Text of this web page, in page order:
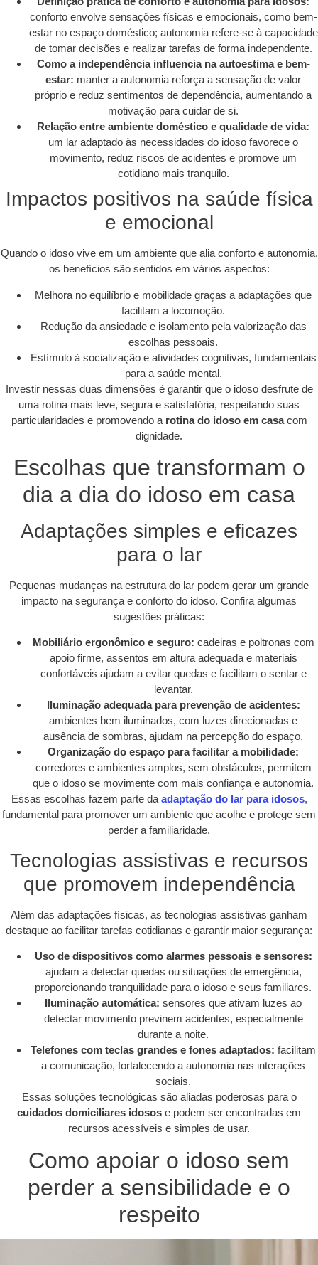
conforto envolve sensações físicas e emocionais, como bem-
estar no espaço doméstico; autonomia refere-se à capacidade
de tomar decisões e realizar tarefas de forma independente.
Como a independência influencia na autoestima e bem-
estar: manter a autonomia reforça a sensação de valor
próprio e reduz sentimentos de dependência, aumentando a
motivação para cuidar de si.
Relação entre ambiente doméstico e qualidade de vida:
um lar adaptado às necessidades do idoso favorece o
movimento, reduz riscos de acidentes e promove um
cotidiano mais tranquilo.
Impactos positivos na saúde física
e emocional
Quando o idoso vive em um ambiente que alia conforto e autonomia,
os benefícios são sentidos em vários aspectos:
Melhora no equilíbrio e mobilidade graças a adaptações que
facilitam a locomoção.
Redução da ansiedade e isolamento pela valorização das
escolhas pessoais.
Estímulo à socialização e atividades cognitivas, fundamentais
para a saúde mental.
Investir nessas duas dimensões é garantir que o idoso desfrute de
uma rotina mais leve, segura e satisfatória, respeitando suas
particularidades e promovendo a rotina do idoso em casacom
dignidade.
Escolhas que transformam o
dia a dia do idoso em casa
Adaptações simples e eficazes
para o lar
Pequenas mudanças na estrutura do lar podem gerar um grande
impacto na segurança e conforto do idoso. Confira algumas
sugestões práticas:
Mobiliário ergonômico e seguro: cadeiras e poltronas com
apoio firme, assentos em altura adequada e materiais
confortáveis ajudam a evitar quedas e facilitam o sentar e
levantar.
Iluminação adequada para prevenção de acidentes:
ambientes bem iluminados, com luzes direcionadas e
ausência de sombras, ajudam na percepção do espaço.
Organização do espaço para facilitar a mobilidade:
corredores e ambientes amplos, sem obstáculos, permitem
que o idoso se movimente com mais confiança e autonomia.
Essas escolhas fazem parte da adaptação do lar para idosos,
fundamental para promover um ambiente que acolhe e protege sem
perder a familiaridade.
Tecnologias assistivas e recursos
que promovem independência
Além das adaptações físicas, as tecnologias assistivas ganham
destaque ao facilitar tarefas cotidianas e garantir maior segurança:
Uso de dispositivos como alarmes pessoais e sensores:
ajudam a detectar quedas ou situações de emergência,
proporcionando tranquilidade para o idoso e seus familiares.
Iluminação automática: sensores que ativam luzes ao
detectar movimento previnem acidentes, especialmente
durante a noite.
Telefones com teclas grandes e fones adaptados: facilitam
a comunicação, fortalecendo a autonomia nas interações
sociais.
Essas soluções tecnológicas são aliadas poderosas para o
cuidados domiciliares idosos e podem ser encontradas em
recursos acessíveis e simples de usar.
Como apoiar o idoso sem
perder a sensibilidade e o
respeito